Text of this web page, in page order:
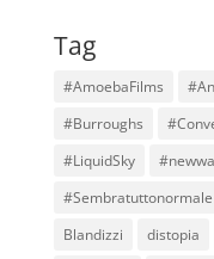
Tag
#AmoebaFilms
#Burroughs
#LiquidSky
#Sembratuttonormale
Blandizzi
distopia